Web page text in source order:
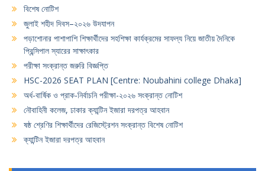
বিশেষ নোটিশ
জুলাই শহীদ দিবস–২০২৬ উদযাপন
পড়াশোনার পাশাপাশি শিক্ষার্থীদের সহশিক্ষা কার্যক্রমের সাফল্য নিয়ে জাতীয় দৈনিকে
প্রিন্সিপাল স্যারের সাক্ষাৎকার
পরীক্ষা সংক্রান্ত জরুরি বিজ্ঞপ্তি
HSC-2026 SEAT PLAN [Centre: Noubahini college Dhaka]
অর্ধ-বার্ষিক ও প্রাক-নির্বাচনি পরীক্ষা-২০২৬ সংক্রান্ত নোটিশ
নৌবাহিনী কলেজ, ঢাকার ক্যান্টিন ইজারা দরপত্র আহবান
ষষ্ঠ শ্রেণির শিক্ষার্থীদের রেজিস্ট্রেশন সংক্রান্ত বিশেষ নোটিশ
ক্যান্টিন ইজারা দরপত্র আহবান